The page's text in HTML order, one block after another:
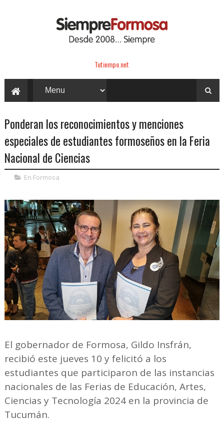
Tutiempo.net
Ponderan los reconocimientos y menciones
especiales de estudiantes formoseños en la Feria
Nacional de Ciencias
En Formosa
El gobernador de Formosa, Gildo Insfrán,
recibió este jueves 10 y felicitó a los
estudiantes que participaron de las instancias
nacionales de las Ferias de Educación, Artes,
Ciencias y Tecnología 2024 en la provincia de
Tucumán.